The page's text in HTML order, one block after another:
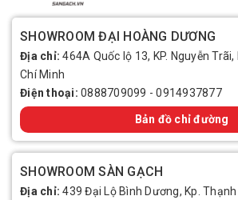
SHOWROOM ĐẠI HOÀNG DƯƠNG
Địa chỉ:464A Quốc lộ 13, KP. Nguyễn Trãi,
Chí Minh
Điện thoại: 0888709099 -0914937877
Bản đồ chỉ đường
SHOWROOM SÀN GẠCH
Địa chỉ:439 Đại Lộ Bình Dương, Kp.